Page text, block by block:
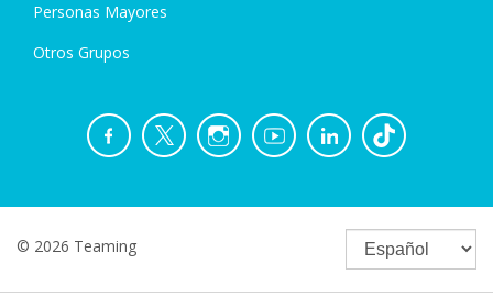
Personas Mayores
Otros Grupos
© 2026 Teaming